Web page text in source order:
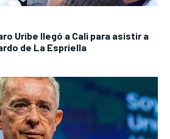
Uribe llegó a Cali para asistir a
de La Espriella